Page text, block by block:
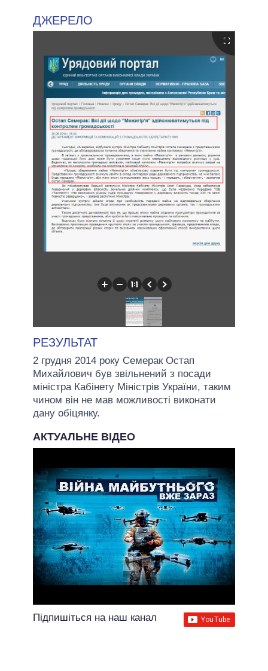
ДЖЕРЕЛО
РЕЗУЛЬТАТ
2 грудня 2014 року Семерак Остап
Михайлович був звільнений з посади
міністра Кабінету Міністрів України, таким
чином він не мав можливості виконати
дану обіцянку.
АКТУАЛЬНЕ ВІДЕО
Підпишіться на наш канал